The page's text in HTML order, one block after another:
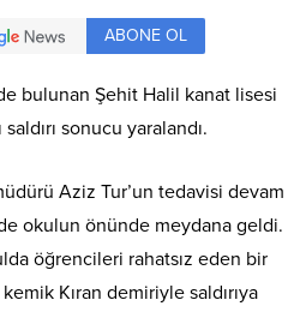
ABONE OL
bulunan Şehit Halil kanat lisesi
sonucu yaralandı.
Aziz Tur’un tedavisi devam
okulun önünde meydana geldi.
öğrencileri rahatsız eden bir
Kıran demiriyle saldırıya